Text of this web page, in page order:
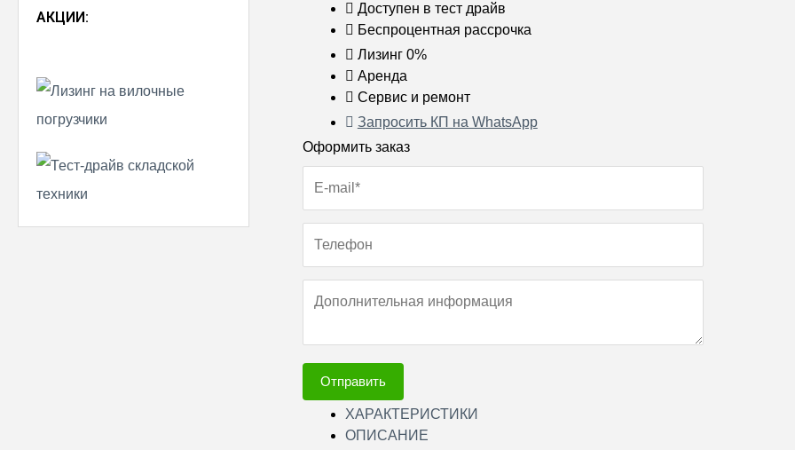
АКЦИИ:
Доступен в тест драйв
Беспроцентная рассрочка
Лизинг 0%
Аренда
Сервис и ремонт
Запросить КП на WhatsApp
Оформить заказ
Отправить
ХАРАКТЕРИСТИКИ
ОПИСАНИЕ